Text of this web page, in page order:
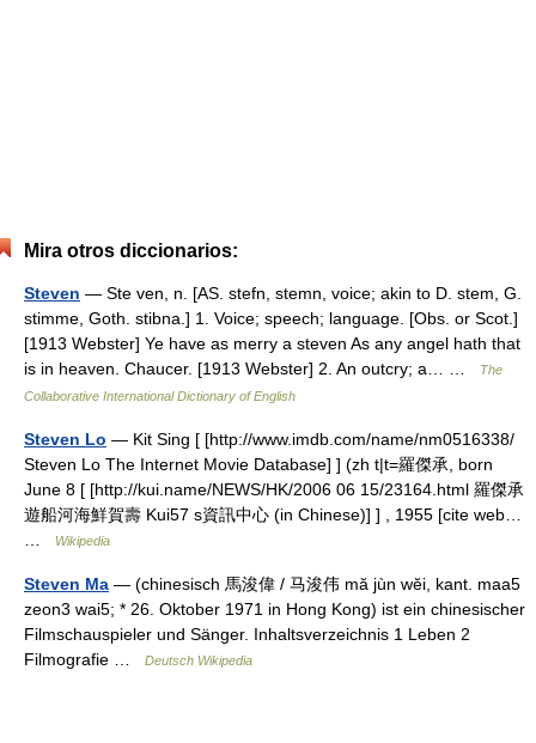
Mira otros diccionarios:
Steven — Ste ven, n. [AS. stefn, stemn, voice; akin to D. stem, G.
stimme, Goth. stibna.] 1. Voice; speech; language. [Obs. or Scot.]
[1913 Webster] Ye have as merry a steven As any angel hath that
is in heaven. Chaucer. [1913 Webster] 2. An outcry; a… …
The
Collaborative International Dictionary of English
Steven Lo — Kit Sing [ [http://www.imdb.com/name/nm0516338/
Steven Lo The Internet Movie Database] ] (zh t|t=羅傑承, born
June 8 [ [http://kui.name/NEWS/HK/2006 06 15/23164.html 羅傑承
遊船河海鮮賀壽 Kui57 s資訊中心 (in Chinese)] ] , 1955 [cite web…
Wikipedia
Steven Ma — (chinesisch 馬浚偉 / 马浚伟 mă jùn wĕi, kant. maa5
zeon3 wai5; * 26. Oktober 1971 in Hong Kong) ist ein chinesischer
Filmschauspieler und Sänger. Inhaltsverzeichnis 1 Leben 2
Filmografie …
Deutsch Wikipedia